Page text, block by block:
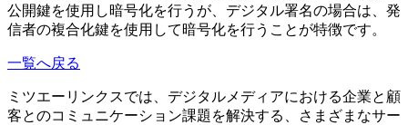
公開鍵を使用し暗号化を行うが、デジタル署名の場合は、発
信者の複合化鍵を使用して暗号化を行うことが特徴です。
一覧へ戻る
ミツエーリンクスでは、デジタルメディアにおける企業と顧
客とのコミュニケーション課題を解決する、さまざまなサー